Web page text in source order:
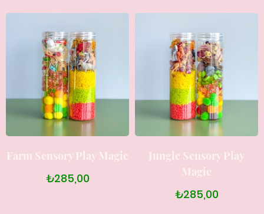
Farm Sensory Play Magic
₺285,00
Jungle Sensory Play
Magic
₺285,00